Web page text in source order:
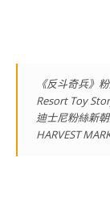
《反斗奇兵》
Resort Toy
迪士尼粉絲新
HARVEST